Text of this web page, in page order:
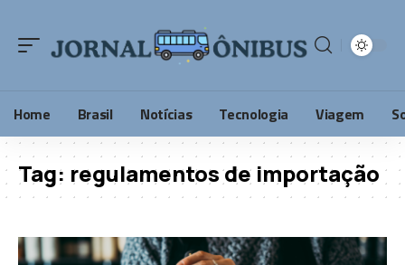
Home Brasil Notícias Tecnologia Viagem
Tag: regulamentos de importação